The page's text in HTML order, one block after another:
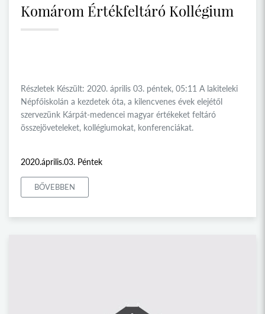
Komárom Értékfeltáró Kollégium
Részletek Készült: 2020. április 03. péntek, 05:11 A lakiteleki
Népfőiskolán a kezdetek óta, a kilencvenes évek elejétől
szervezünk Kárpát-medencei magyar értékeket feltáró
összejöveteleket, kollégiumokat, konferenciákat.
2020.április.03. Péntek
BŐVEBBEN